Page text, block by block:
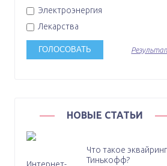
Электроэнергия
Лекарства
НОВЫЕ СТАТЬИ
Что такое
Тинькофф?